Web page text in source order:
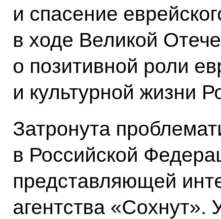
и спасение
в ходе Великой
о позитивной роли
и культурной жизни
Затронута
в Российской
представляющей
агентства «Сохнут».